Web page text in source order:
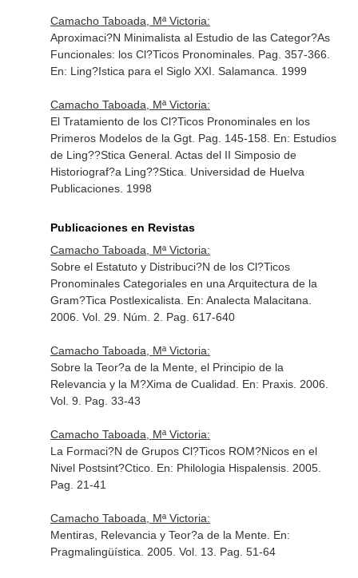
Camacho Taboada, Mª Victoria:
Aproximaci?N Minimalista al Estudio de las Categor?As
Funcionales: los Cl?Ticos Pronominales. Pag. 357-366.
En: Ling?Istica para el Siglo XXI . Salamanca. 1999
Camacho Taboada, Mª Victoria:
El Tratamiento de los Cl?Ticos Pronominales en los
Primeros Modelos de la Ggt. Pag. 145-158. En: Estudios
de Ling??Stica General. Actas del II Simposio de
Historiograf?a Ling??Stica . Universidad de Huelva
Publicaciones. 1998
Publicaciones en Revistas
Camacho Taboada, Mª Victoria:
Sobre el Estatuto y Distribuci?N de los Cl?Ticos
Pronominales Categoriales en una Arquitectura de la
Gram?Tica Postlexicalista. En: Analecta Malacitana
2006. Vol. 29. Núm. 2. Pag. 617-640
Camacho Taboada, Mª Victoria:
Sobre la Teor?a de la Mente, el Principio de la
Relevancia y la M?Xima de Cualidad. En: Praxis. 2006.
Vol. 9. Pag. 33-43
Camacho Taboada, Mª Victoria:
La Formaci?N de Grupos Cl?Ticos ROM?Nicos en el
Nivel Postsint?Ctico. En: Philologia Hispalensis. 2005.
Pag. 21-41
Camacho Taboada, Mª Victoria:
Mentiras, Relevancia y Teor?a de la Mente. En:
Pragmalingüística . 2005. Vol. 13. Pag. 51-64